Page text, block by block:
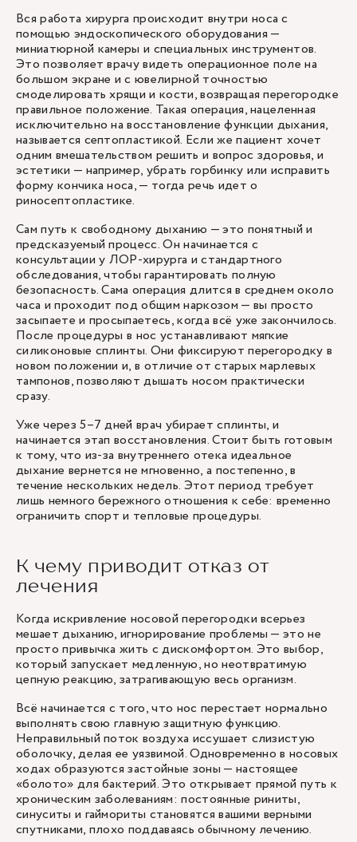
Вся работа хирурга происходит внутри носа с
помощью эндоскопического оборудования —
миниатюрной камеры и специальных инструментов.
Это позволяет врачу видеть операционное поле на
большом экране и с ювелирной точностью
смоделировать хрящи и кости, возвращая перегородке
правильное положение. Такая операция, нацеленная
исключительно на восстановление функции дыхания,
называется септопластикой. Если же пациент хочет
одним вмешательством решить и вопрос здоровья, и
эстетики — например, убрать горбинку или исправить
форму кончика носа, — тогда речь идет о
риносептопластике.
Сам путь к свободному дыханию — это понятный и
предсказуемый процесс. Он начинается с
консультации у ЛОР-хирурга и стандартного
обследования, чтобы гарантировать полную
безопасность. Сама операция длится в среднем около
часа и проходит под общим наркозом — вы просто
засыпаете и просыпаетесь, когда всё уже закончилось.
После процедуры в нос устанавливают мягкие
силиконовые сплинты. Они фиксируют перегородку в
новом положении и, в отличие от старых марлевых
тампонов, позволяют дышать носом практически
сразу.
Уже через 5–7 дней врач убирает сплинты, и
начинается этап восстановления. Стоит быть готовым
к тому, что из-за внутреннего отека идеальное
дыхание вернется не мгновенно, а постепенно, в
течение нескольких недель. Этот период требует
лишь немного бережного отношения к себе: временно
ограничить спорт и тепловые процедуры.
К чему приводит отказ от
лечения
Когда искривление носовой перегородки всерьез
мешает дыханию, игнорирование проблемы — это не
просто привычка жить с дискомфортом. Это выбор,
который запускает медленную, но неотвратимую
цепную реакцию, затрагивающую весь организм.
Всё начинается с того, что нос перестает нормально
выполнять свою главную защитную функцию.
Неправильный поток воздуха иссушает слизистую
оболочку, делая ее уязвимой. Одновременно в носовых
ходах образуются застойные зоны — настоящее
«болото» для бактерий. Это открывает прямой путь к
хроническим заболеваниям: постоянные риниты,
синуситы и гаймориты становятся вашими верными
спутниками, плохо поддаваясь обычному лечению.